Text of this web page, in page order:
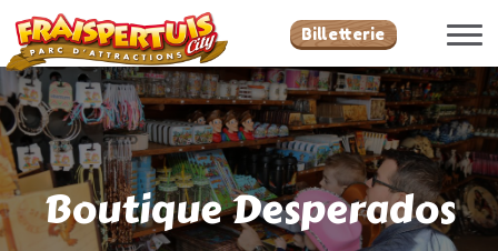
Billetterie
Boutique Desperados